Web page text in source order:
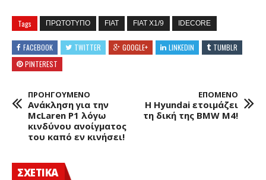
Tags ΠΡΩΤΟΤΥΠΟ FIAT FIAT X1/9 IDECORE
FACEBOOK TWITTER GOOGLE+ LINKEDIN
TUMBLR
PINTEREST
ΠΡΟΗΓΟΥΜΕΝΟ
Ανάκληση για την
McLaren P1 λόγω
κινδύνου ανοίγματος
του καπό εν κινήσει!
ΕΠΟΜΕΝΟ
Η Hyundai ετοιμάζει
τη δική της BMW M4!
ΣΧΕΤΙΚΑ